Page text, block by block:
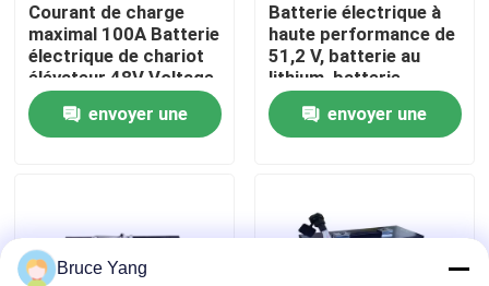
batterie au lithium de chariot élévateur
Lithium électrique Ion Battery de chariot élévateur
Batterie de camion de palette
Courant de charge
maximal 100A Batterie
électrique de chariot
élévateur 48V Voltage
pour des
performances
optimales
envoyer une
Batterie électrique à
haute performance de
51,2 V, batterie au
lithium, batterie
LiFePO4
envoyer une
Bruce Yang